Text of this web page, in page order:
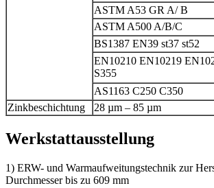
ASTM A53 GR A/ B
ASTM A500 A/B/C
BS1387 EN39 st37 st52
EN10210 EN10219
S355
AS1163 C250 C350
Zinkbeschichtung
28 µm – 85 µm
Werkstattausstellung
1) ERW- und Warmaufweitungstechnik zur
Durchmesser bis zu 609 mm